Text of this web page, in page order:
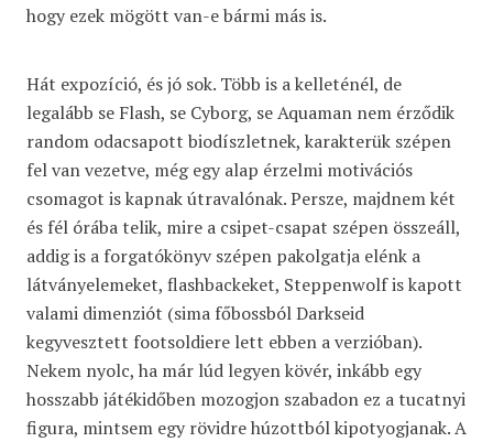
hogy ezek mögött van-e bármi más is.
Hát expozíció, és jó sok. Több is a kelleténél, de
legalább se Flash, se Cyborg, se Aquaman nem érződik
random odacsapott biodíszletnek, karakterük szépen
fel van vezetve, még egy alap érzelmi motivációs
csomagot is kapnak útravalónak. Persze, majdnem két
és fél órába telik, mire a csipet-csapat szépen összeáll,
addig is a forgatókönyv szépen pakolgatja elénk a
látványelemeket, flashbackeket, Steppenwolf is kapott
valami dimenziót (sima főbossból Darkseid
kegyvesztett footsoldiere lett ebben a verzióban).
Nekem nyolc, ha már lúd legyen kövér, inkább egy
hosszabb játékidőben mozogjon szabadon ez a tucatnyi
figura, mintsem egy rövidre húzottból kipotyogjanak. A